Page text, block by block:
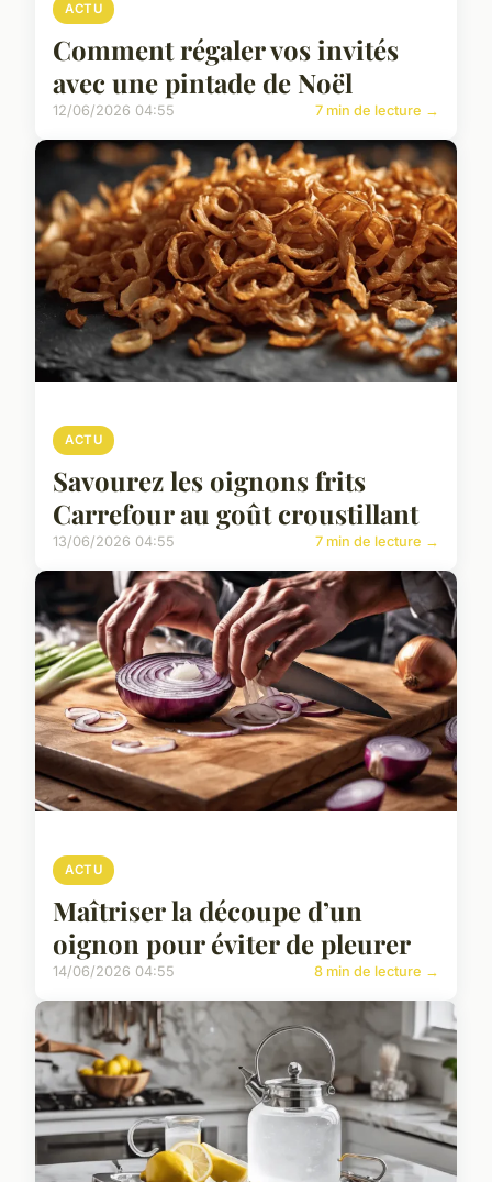
ACTU
Comment régaler vos invités
avec une pintade de Noël
12/06/2026 04:55 7 min de lecture →
ACTU
Savourez les oignons frits
Carrefour au goût croustillant
13/06/2026 04:55 7 min de lecture →
ACTU
Maîtriser la découpe d’un
oignon pour éviter de pleurer
14/06/2026 04:55 8 min de lecture →